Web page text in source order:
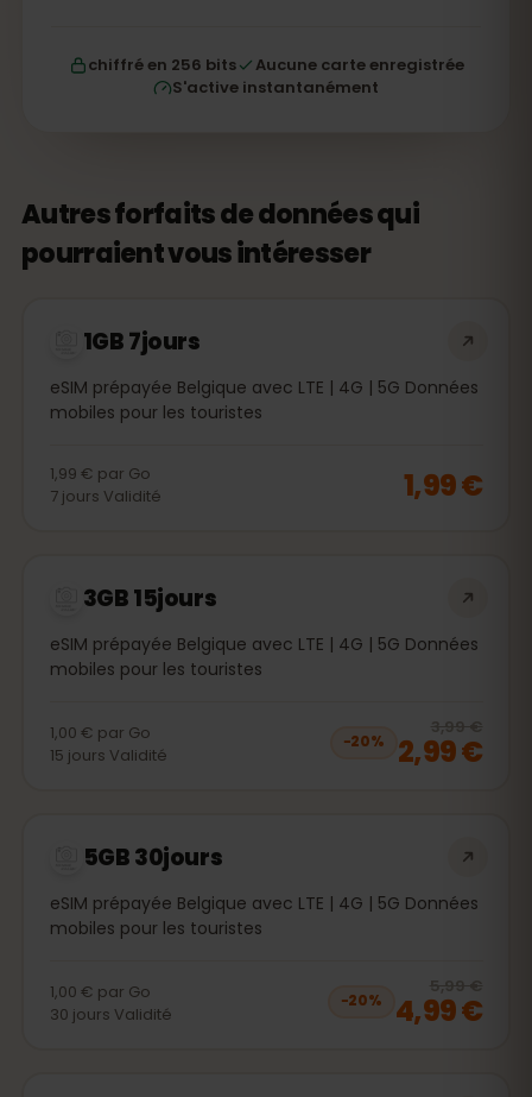
chiffré en 256 bits
Aucune carte enregistrée
S'active instantanément
Autres forfaits de données qui
pourraient vous intéresser
1GB 7jours
eSIM prépayée Belgique avec LTE | 4G | 5G Données
mobiles pour les touristes
1,99 € par Go
7 jours Validité 1,99 €
3GB 15jours
eSIM prépayée Belgique avec LTE | 4G | 5G Données
mobiles pour les touristes
1,00 € par Go
15 jours Validité
−20%
3,99 €
2,99 €
5GB 30jours
eSIM prépayée Belgique avec LTE | 4G | 5G Données
mobiles pour les touristes
1,00 € par Go
30 jours Validité
−20%
5,99 €
4,99 €